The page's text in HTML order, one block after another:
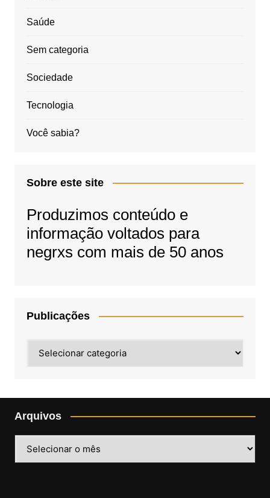
Saúde
Sem categoria
Sociedade
Tecnologia
Você sabia?
Sobre este site
Produzimos conteúdo e
informação voltados para
negrxs com mais de 50 anos
Publicações
Arquivos